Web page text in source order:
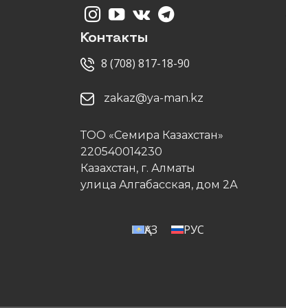
Контакты
8 (708) 817-18-90
zakaz@ya-man.kz
ТОО «Семира Казахстан»
220540014230
Казахстан, г. Алматы
улица Алгабасская, дом 2А
ҚАЗ РУС